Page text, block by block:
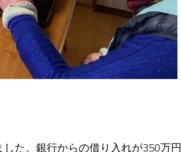
た。銀行からの借り入れが350万円